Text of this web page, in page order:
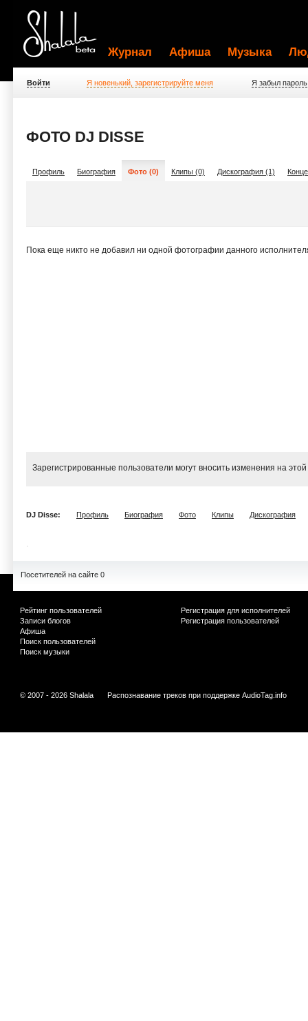
Журнал Афиша Музыка
Войти Я новенький, зарегистрируйте меня Я забыл пароль
ФОТО DJ DISSE
Профиль Биография Фото (0) Клипы (0) Дискография (1)
Пока еще никто не добавил ни одной фотографии данного
Зарегистрированные пользователи могут вносить изменения на
DJ Disse: Профиль Биография Фото Клипы Дискография
Посетителей на сайте 0
Рейтинг пользователей
Записи блогов
Афиша
Поиск пользователей
Поиск музыки
Регистрация для исполнителей
Регистрация пользователей
© 2007 - 2026 Shalala Распознавание треков при поддержке AudioTag.info